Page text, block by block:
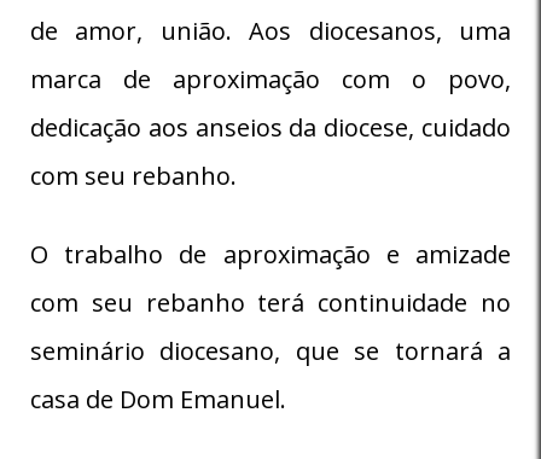
de amor, união. Aos diocesanos, uma
marca de aproximação com o povo,
dedicação aos anseios da diocese, cuidado
com seu rebanho.
O trabalho de aproximação e amizade
com seu rebanho terá continuidade no
seminário diocesano, que se tornará a
casa de Dom Emanuel.